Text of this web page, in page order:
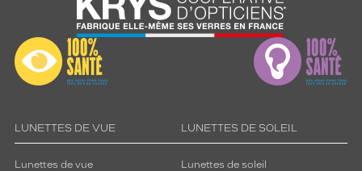
LUNETTES DE VUE
Lunettes de vue
LUNETTES DE SOLEIL
Lunettes de soleil